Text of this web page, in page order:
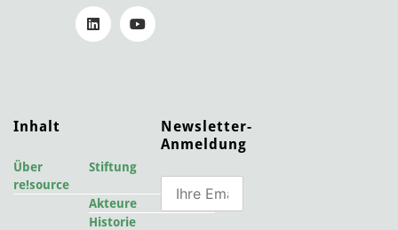
Inhalt
Über
re!source
Stiftung
Akteure
Historie
Newsletter-
Anmeldung